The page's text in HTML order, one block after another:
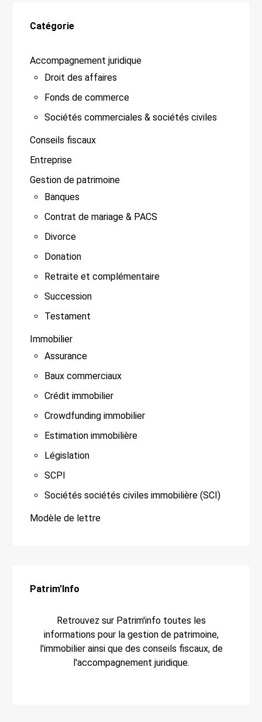
Catégorie
Accompagnement juridique
Droit des affaires
Fonds de commerce
Sociétés commerciales & sociétés civiles
Conseils fiscaux
Entreprise
Gestion de patrimoine
Banques
Contrat de mariage & PACS
Divorce
Donation
Retraite et complémentaire
Succession
Testament
Immobilier
Assurance
Baux commerciaux
Crédit immobilier
Crowdfunding immobilier
Estimation immobilière
Législation
SCPI
Sociétés sociétés civiles immobilière (SCI)
Modèle de lettre
Patrim'Info
Retrouvez sur Patrim'info toutes les
informations pour la gestion de patrimoine,
l'immobilier ainsi que des conseils fiscaux, de
l'accompagnement juridique.